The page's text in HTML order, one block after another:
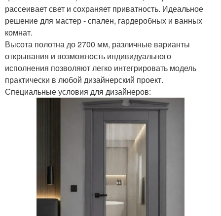
рассеивает свет и сохраняет приватность. Идеальное
решение для мастер - спален, гардеробных и ванных
комнат.
Высота полотна до 2700 мм, различные варианты
открывания и возможность индивидуального
исполнения позволяют легко интегрировать модель
практически в любой дизайнерский проект.
Специальные условия для дизайнеров: